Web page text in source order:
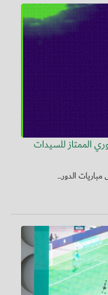
الممتاز للسيدات
الدور...